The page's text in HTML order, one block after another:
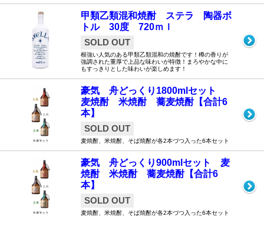
甲類乙類混和焼酎 ステラ 陶器ボ
トル 30度 720ｍｌ
SOLD OUT
根強い人気のある甲類乙類混和の焼酎です！樽の香りが
強調された重厚で上品な味わいが特徴！まろやかな中に
もすっきりとした味わいが楽しめます！
豪気 舟どっくり1800mlセット
麦焼酎 米焼酎 蕎麦焼酎【合計6
本】
SOLD OUT
麦焼酎、米焼酎、そば焼酎が各2本づつ入った6本セット
豪気 舟どっくり900mlセット 麦
焼酎 米焼酎 蕎麦焼酎【合計6
本】
SOLD OUT
麦焼酎、米焼酎、そば焼酎が各2本づつ入った6本セット